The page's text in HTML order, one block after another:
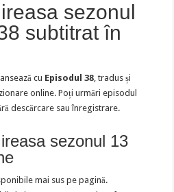
sezonul
subtitrat în
cu Episodul 38, tradus și
online. Poți urmări episodul
descărcare sau înregistrare.
sezonul 13
mai sus pe pagină.